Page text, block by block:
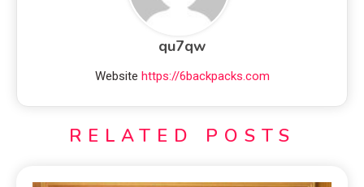
qu7qw
Website https://6backpacks.com
RELATED POSTS